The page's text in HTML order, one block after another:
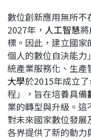
b
o
o
k
a
d
s
I
n
數位創新應用無所
2027年， 人工智慧
標。因此，建立國
個人的數位自決能
統產業服務化、生產
大學於2015年成立
程」，旨在培養具備
業的轉型與升級。
對未來國家數位發
各界提供了新的動力